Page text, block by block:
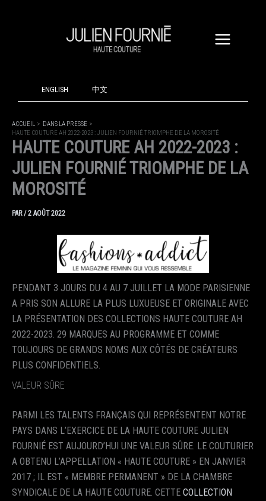
ENGLISH 中文
ACCUEIL
DANS LA PRESSE
HAUTE COUTURE AH 2022-2023 : JULIEN FOURNIÉ TRIOMPHE DE LA MOROSITÉ
HAUTE COUTURE AH 2022-2023 :
JULIEN FOURNIÉ TRIOMPHE DE LA
MOROSITÉ
PAR/2 AOÛT 2022
PENDANT 3 JOURS DU 4 AU 7 JUILLET LA MODE PARISIENNE
A PRIS SON ALLURE LA PLUS LUXUEUSE ET ORIGINALE AVEC
LA PRÉSENTATION DES COLLECTIONS HAUTE COUTURE AH
2022-2023. 29 MARQUES AU PROGRAMME ET COMME
TOUJOURS DE GRANDS NOMS AUX CÔTÉS DE CRÉATEURS
PLUS CONFIDENTIELS.
VALEUR SÛRE
PARMI LES TALENTS FRANÇAIS QUI REPRÉSENTENT NOTRE
PAYS DANS L’EXERCICE DE LA HAUTE COUTURE JULIEN
FOURNIÉ EST AUJOURD’HUI UNE VALEUR SÛRE. LE COUTURIER
A OBTENU L’APPELLATION « HAUTE COUTURE » EN JANVIER
2017 ; IL EST « MEMBRE PERMANENT » DE LA CHAMBRE
SYNDICALE DE LA HAUTE COUTURE. CETTE COLLECTION